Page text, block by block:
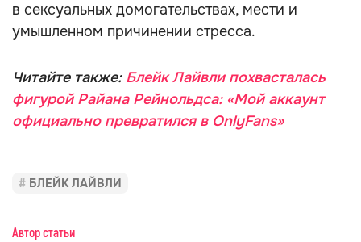
в сексуальных домогательствах, мести и
умышленном причинении стресса.
Читайте также: Блейк Лайвли похвасталась
фигурой Райана Рейнольдса: «Мой аккаунт
официально превратился в OnlyFans»
БЛЕЙК ЛАЙВЛИ
Автор статьи